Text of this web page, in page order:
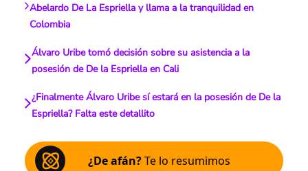
Abelardo De La Espriella y llama a la tranquilidad en
Colombia
Álvaro Uribe tomó decisión sobre su asistencia a la
posesión de De la Espriella en Cali
¿Finalmente Álvaro Uribe sí estará en la posesión de De la
Espriella? Falta este detallito
¿De afán?Te lo resumimos